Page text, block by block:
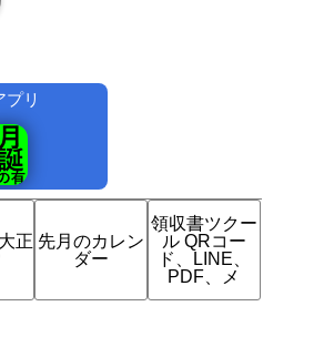
プリ
正 先月のカレン
ダー
領収書ツクー
ル QRコー
ド、LINE、
PDF、メ